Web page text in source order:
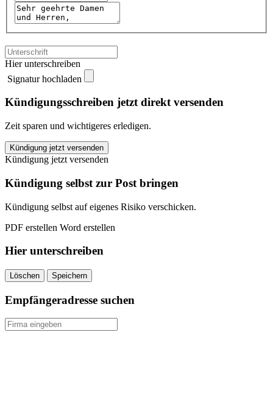
Hier unterschreiben
Signatur hochladen
Kündigungsschreiben jetzt direkt versenden
Zeit sparen und wichtigeres erledigen.
Friday
kündigen
quantity
Kündigung jetzt versenden
Kündigung jetzt versenden
Kündigung selbst zur Post bringen
Kündigung selbst auf eigenes Risiko verschicken.
PDF erstellen Word erstellen
Hier unterschreiben
Löschen Speichern
Empfängeradresse suchen